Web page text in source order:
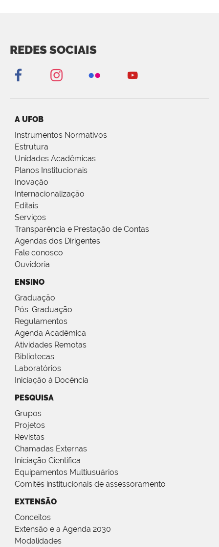
REDES SOCIAIS
A UFOB
Instrumentos Normativos
Estrutura
Unidades Acadêmicas
Planos Institucionais
Inovação
Internacionalização
Editais
Serviços
Transparência e Prestação de Contas
Agendas dos Dirigentes
Fale conosco
Ouvidoria
ENSINO
Graduação
Pós-Graduação
Regulamentos
Agenda Acadêmica
Atividades Remotas
Bibliotecas
Laboratórios
Iniciação à Docência
PESQUISA
Grupos
Projetos
Revistas
Chamadas Externas
Iniciação Científica
Equipamentos Multiusuários
Comitês institucionais de assessoramento
EXTENSÃO
Conceitos
Extensão e a Agenda 2030
Modalidades